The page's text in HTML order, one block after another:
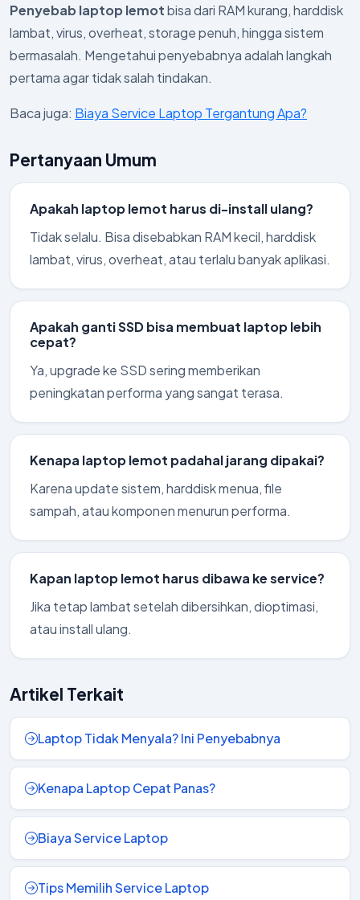
Penyebab laptop lemotbisa dari RAM kurang, harddisk
lambat, virus, overheat, storage penuh, hingga sistem
bermasalah. Mengetahui penyebabnya adalah langkah
pertama agar tidak salah tindakan.
Baca juga: Biaya Service Laptop Tergantung Apa?
Pertanyaan Umum
Apakah laptop lemot harus di-install ulang?
Tidak selalu. Bisa disebabkan RAM kecil, harddisk
lambat, virus, overheat, atau terlalu banyak aplikasi.
Apakah ganti SSD bisa membuat laptop lebih
cepat?
Ya, upgrade ke SSD sering memberikan
peningkatan performa yang sangat terasa.
Kenapa laptop lemot padahal jarang dipakai?
Karena update sistem, harddisk menua, file
sampah, atau komponen menurun performa.
Kapan laptop lemot harus dibawa ke service?
Jika tetap lambat setelah dibersihkan, dioptimasi,
atau install ulang.
Artikel Terkait
Laptop Tidak Menyala? Ini Penyebabnya
Kenapa Laptop Cepat Panas?
Biaya Service Laptop
Tips Memilih Service Laptop